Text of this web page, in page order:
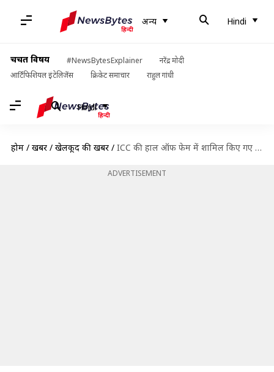
अन्य Hindi
चर्चित विषय #NewsBytesExplainer
नरेंद्र मोदी
आर्टिफिशियल इंटेलिजेंस
क्रिकेट समाचार राहुल गांधी
Hindi
होम / खबरें / खेलकूद की खबरें / ICC की हाल ऑफ फेम में शामिल किए गए जैक्स कैलिस समेत तीन क्रिकेटर्स
ADVERTISEMENT